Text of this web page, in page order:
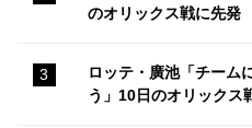
のオリックス戦に先発
ロッテ・廣池「チーム
う」10日のオリックス